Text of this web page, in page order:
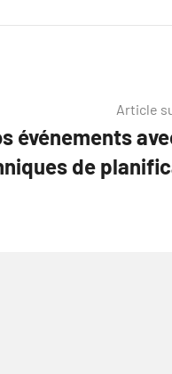
Article
événements
de